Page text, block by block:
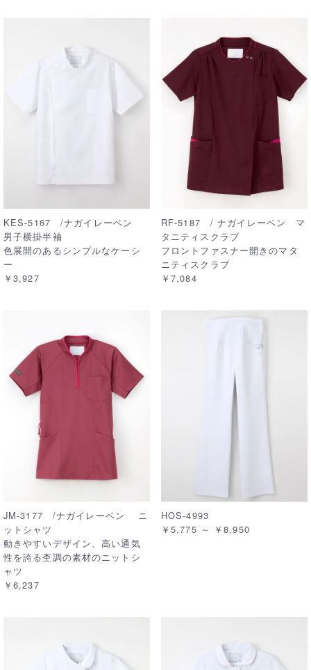
KES-5167 /ナガイレーベン
男子横掛半袖
色展開のあるシンプルなケーシ
ー
￥3,927
RF-5187 / ナガイレーベン マ
タニティスクラブ
フロントファスナー開きのマタ
ニティスクラブ
￥7,084
JM-3177 /ナガイレーベン ニ
ットシャツ
動きやすいデザイン、高い通気
性を誇る杢調の素材のニットシ
ャツ
￥6,237
HOS-4993
￥5,775 ～ ￥8,950